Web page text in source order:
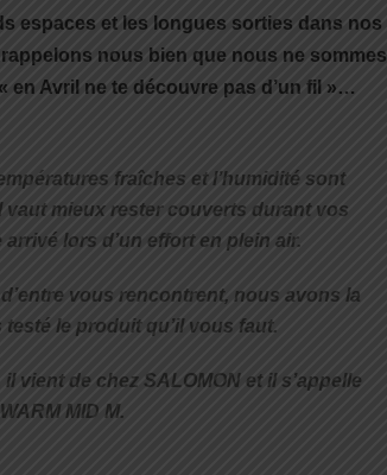
espaces et les longues sorties dans nos
nous bien que nous ne sommes
en Avril ne te découvre pas d’un fil »…
fraîches et l’humidité sont
vaut mieux rester couverts durant vos
lors d’un effort en plein air.
vous rencontrent, nous avons la
le produit qu’il vous faut.
vient de chez SALOMON et il s’appelle
MID M.